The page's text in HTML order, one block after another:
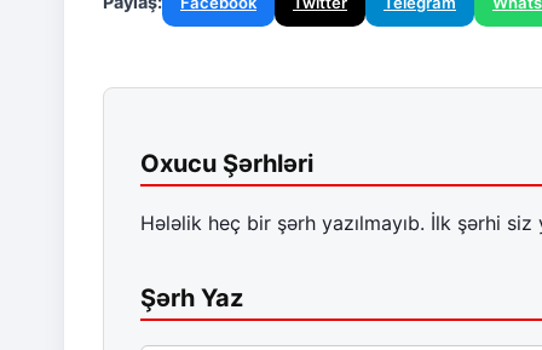
Oxucu Şərhləri
Hələlik heç bir şərh yazılmayıb. İlk şərhi siz
Şərh Yaz